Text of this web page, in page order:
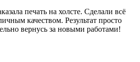
печать на холсте. Сделали всё
качеством. Результат просто
вернусь за новыми работами!